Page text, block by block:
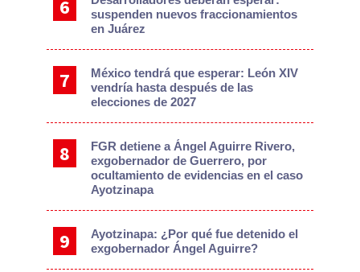
suspenden nuevos fraccionamientos
en Juárez
México tendrá que esperar: León XIV
vendría hasta después de las
elecciones de 2027
FGR detiene a Ángel Aguirre Rivero,
exgobernador de Guerrero, por
ocultamiento de evidencias en el caso
Ayotzinapa
Ayotzinapa: ¿Por qué fue detenido el
exgobernador Ángel Aguirre?